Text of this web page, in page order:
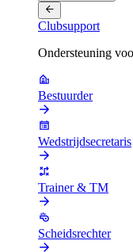
Clubsupport
Ondersteuning
Bestuurder
Wedstrijdsecretaris
Trainer & TM
Scheidsrechter